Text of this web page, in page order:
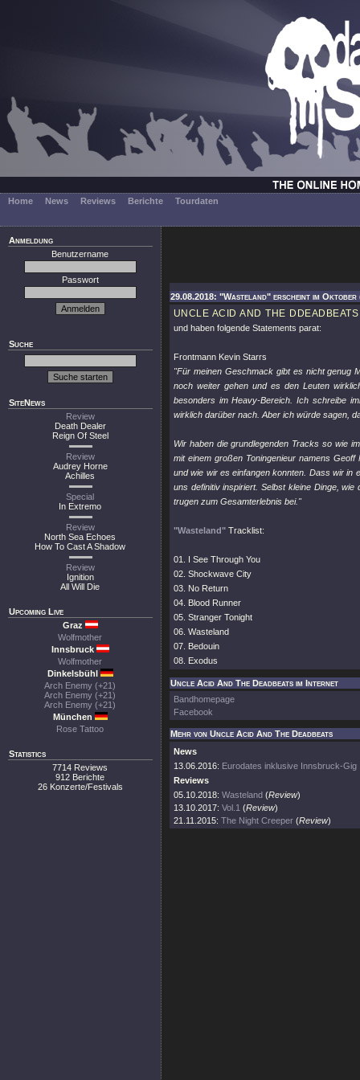
Home News Reviews Berichte Tourdaten
Anmeldung
Benutzername
Passwort
Suche
SiteNews
Review
Death Dealer
Reign Of Steel
Review
Audrey Horne
Achilles
Special
In Extremo
Review
North Sea Echoes
How To Cast A Shadow
Review
Ignition
All Will Die
Upcoming Live
Graz
Wolfmother
Innsbruck
Wolfmother
Dinkelsbühl
Arch Enemy (+21)
Arch Enemy (+21)
Arch Enemy (+21)
München
Rose Tattoo
Statistics
7714 Reviews
912 Berichte
26 Konzerte/Festivals
29.08.2018: "Wasteland" erscheint im Oktober
UNCLE ACID AND THE DDEADBEATS
und haben folgende Statements parat:
Frontmann Kevin Starrs
"Für meinen Geschmack gibt es nicht genug
noch weiter gehen und es den Leuten
besonders im Heavy-Bereich. Ich schreibe
wirklich darüber nach. Aber ich würde sagen,
Wir haben die grundlegenden Tracks so wie
mit einem großen Toningenieur namens
und wie wir es einfangen konnten. Dass wir in
uns definitiv inspiriert. Selbst kleine Dinge,
trugen zum Gesamterlebnis bei."
"Wasteland" Tracklist:
01. I See Through You
02. Shockwave City
03. No Return
04. Blood Runner
05. Stranger Tonight
06. Wasteland
07. Bedouin
08. Exodus
Uncle Acid And The Deadbeats im Internet
Bandhomepage
Facebook
Mehr von Uncle Acid And The Deadbeats
News
13.06.2016: Eurodates inklusive Innsbruck-Gig
Reviews
05.10.2018: Wasteland (Review)
13.10.2017: Vol.1 (Review)
21.11.2015: The Night Creeper (Review)